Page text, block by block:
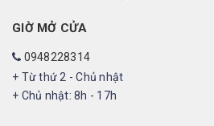
GIỜ MỞ CỬA
0948228314
+ Từ thứ 2 - Chủ nhật
+ Chủ nhật: 8h - 17h